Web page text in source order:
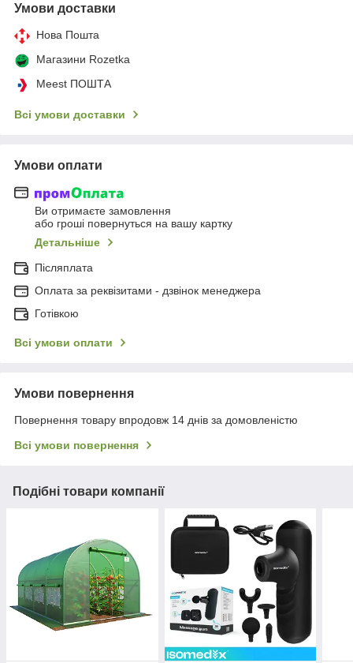
Умови доставки
Нова Пошта
Магазини Rozetka
Meest ПОШТА
Всі умови доставки
Умови оплати
Ви отримаєте замовлення
або гроші повернуться на вашу картку
Детальніше
Післяплата
Оплата за реквізитами - дзвінок менеджера
Готівкою
Всі умови оплати
Умови повернення
Повернення товару впродовж 14 днів за домовленістю
Всі умови повернення
Подібні товари компанії